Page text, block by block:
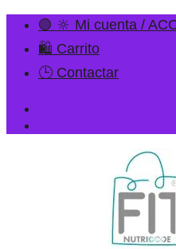
🟢 🔆 Mi cuenta /
🛍️ Carrito
🕒 Contactar